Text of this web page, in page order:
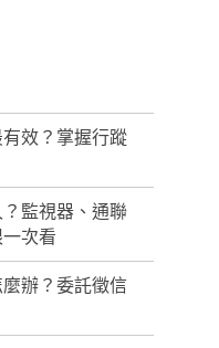
效？掌握行蹤
監視器、通聯
次看
辦？委託徵信